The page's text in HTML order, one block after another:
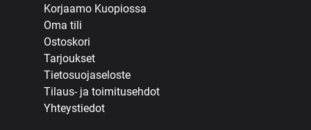
Korjaamo Kuopiossa
Oma tili
Ostoskori
Tarjoukset
Tietosuojaseloste
Tilaus- ja toimitusehdot
Yhteystiedot